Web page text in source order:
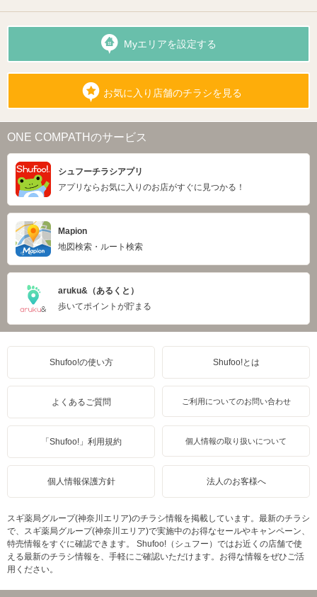
Myエリアを設定する
お気に入り店舗のチラシを見る
ONE COMPATHのサービス
シュフーチラシアプリ
アプリならお気に入りのお店がすぐに見つかる！
Mapion
地図検索・ルート検索
aruku&（あるくと）
歩いてポイントが貯まる
Shufoo!の使い方 Shufoo!とは
よくあるご質問 ご利用についてのお問い合わせ
「Shufoo!」利用規約 個人情報の取り扱いについて
個人情報保護方針 法人のお客様へ
スギ薬局グループ(神奈川エリア)のチラシ情報を掲載しています。最新のチラシ
で、スギ薬局グループ(神奈川エリア)で実施中のお得なセールやキャンペーン、
特売情報をすぐに確認できます。 Shufoo!（シュフー）ではお近くの店舗で使
える最新のチラシ情報を、手軽にご確認いただけます。お得な情報をぜひご活
用ください。